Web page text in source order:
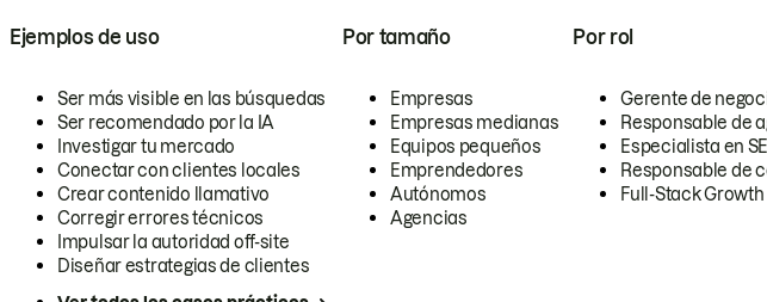
Ejemplos de uso
Ser más visible en las búsquedas
Ser recomendado por la IA
Investigar tu mercado
Conectar con clientes locales
Crear contenido llamativo
Corregir errores técnicos
Impulsar la autoridad off-site
Diseñar estrategias de clientes
Por tamaño
Empresas
Empresas medianas
Equipos pequeños
Emprendedores
Autónomos
Agencias
Por rol
Gerente de
Responsable de
Especialista en
Responsable de
Full-Stack